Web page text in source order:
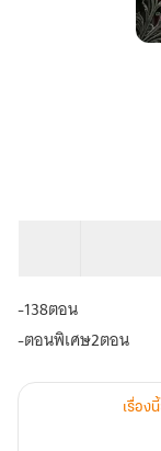
ค้
-138ตอน
-ตอนพิเศษ2ตอน
เรื่อง